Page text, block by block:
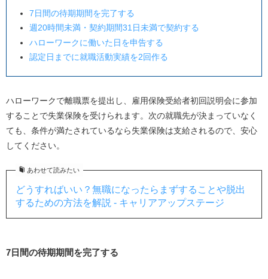
7日間の待期期間を完了する
週20時間未満・契約期間31日未満で契約する
ハローワークに働いた日を申告する
認定日までに就職活動実績を2回作る
ハローワークで離職票を提出し、雇用保険受給者初回説明会に参加
することで失業保険を受けられます。次の就職先が決まっていなく
ても、条件が満たされているなら失業保険は支給されるので、安心
してください。
あわせて読みたい
どうすればいい？無職になったらまずすることや脱出
するための方法を解説 - キャリアアップステージ
7日間の待期期間を完了する